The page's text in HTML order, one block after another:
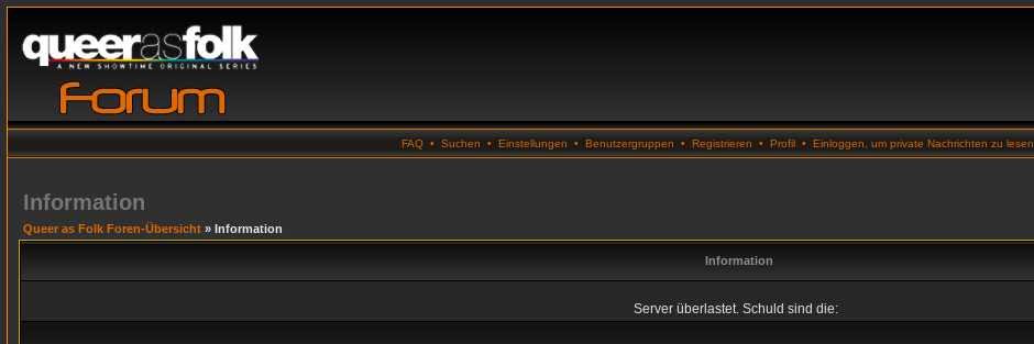
FAQ • Suchen • Einstellungen • Benutzergruppen • Registrieren • Profil • Einloggen, um private Nachrichten zu lesen
Information
Queer as Folk Foren-Übersicht » Information
Information
Server überlastet. Schuld sind die: